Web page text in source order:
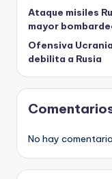
Ataque misiles
mayor
Ofensiva
debilita a Rusia
No hay